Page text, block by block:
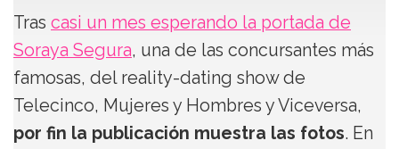
Tras casi un mes esperando la portada de
Soraya Segura, una de las concursantes más
famosas, del reality-dating show de
Telecinco, Mujeres y Hombres y Viceversa,
por fin la publicación muestra las fotos. En